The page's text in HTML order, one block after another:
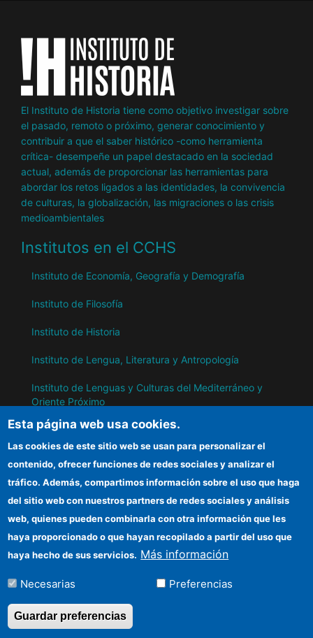
El Instituto de Historia tiene como objetivo investigar sobre
el pasado, remoto o próximo, generar conocimiento y
contribuir a que el saber histórico -como herramienta
crítica- desempeñe un papel destacado en la sociedad
actual, además de proporcionar las herramientas para
abordar los retos ligados a las identidades, la convivencia
de culturas, la globalización, las migraciones o las crisis
medioambientales
Institutos en el CCHS
Instituto de Economía, Geografía y Demografía
Instituto de Filosofía
Instituto de Historia
Instituto de Lengua, Literatura y Antropología
Instituto de Lenguas y Culturas del Mediterráneo y
Oriente Próximo
Instituto de Políticas y Bienes Públicos
IH
Sede electrónica CSIC
Información para proveedores
Organismos financiadores
Cómo llegar
Esta página web usa cookies.
Las cookies de este sitio web se usan para personalizar el
contenido, ofrecer funciones de redes sociales y analizar el
tráfico. Además, compartimos información sobre el uso que haga
del sitio web con nuestros partners de redes sociales y análisis
web, quienes pueden combinarla con otra información que les
haya proporcionado o que hayan recopilado a partir del uso que
haya hecho de sus servicios. Más información
Necesarias Preferencias
Guardar preferencias